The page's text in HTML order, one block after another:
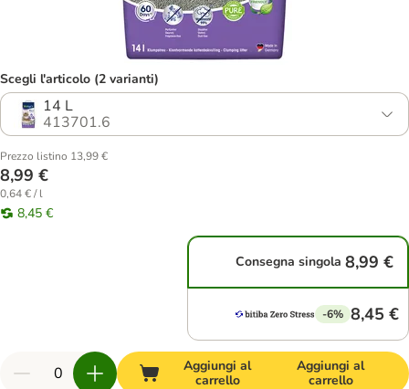
Scegli l'articolo (2 varianti)
14 L
413701.6
Prezzo listino 13,99 €
8,99 €
0,64 € / l
8,45 €
Consegna singola 8,99 €
-6% 8,45 €
Aggiungi al
carrello
Aggiungi al
carrello